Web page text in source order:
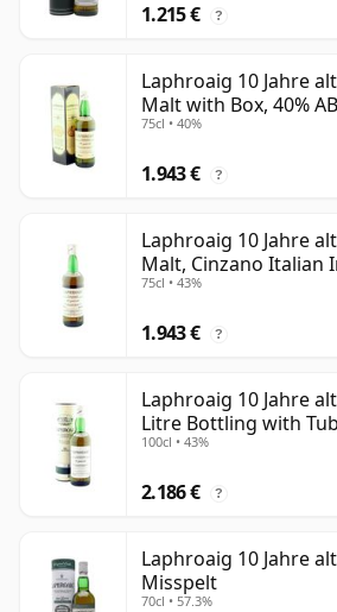
1.215 € ?
Laphroaig 10 Jahre
Malt with Box, 40%
75cl • 40%
1.943 € ?
Laphroaig 10 Jahre
Malt, Cinzano Italian
75cl • 43%
1.943 € ?
Laphroaig 10 Jahre
Litre Bottling with
100cl • 43%
2.186 € ?
Laphroaig 10 Jahre
Misspelt
70cl • 57.3%